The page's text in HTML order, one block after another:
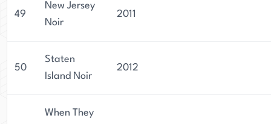
49
New Jersey
Noir
2011
50
Staten
Island Noir
2012
When They